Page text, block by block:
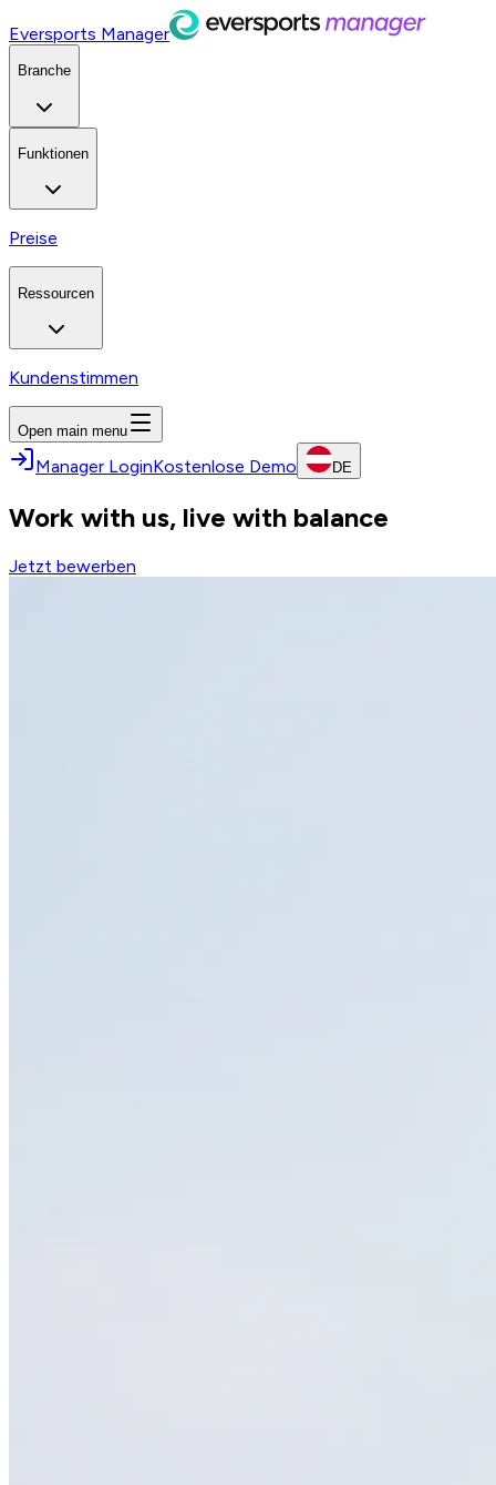
Eversports Manager
Branche
Funktionen
Preise
Ressourcen
Kundenstimmen
Open main menu
Manager LoginKostenlose Demo DE
Work with us, live with balance
Jetzt bewerben